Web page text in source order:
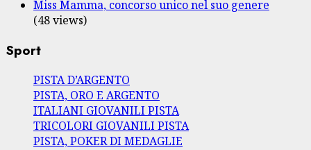
Miss Mamma, concorso unico nel suo genere
(48 views)
Sport
PISTA D’ARGENTO
PISTA, ORO E ARGENTO
ITALIANI GIOVANILI PISTA
TRICOLORI GIOVANILI PISTA
PISTA, POKER DI MEDAGLIE